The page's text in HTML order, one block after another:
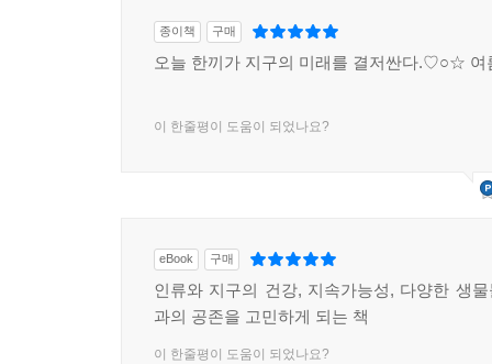
종이책 구매
오늘 한끼가 지구의 미래를 결저싼다.♡○☆ 여
이 한줄평이 도움이 되었나요?
eBook 구매
인류와 지구의 건강, 지속가능성, 다양한 생
과의 공존을 고민하게 되는 책
이 한줄평이 도움이 되었나요?